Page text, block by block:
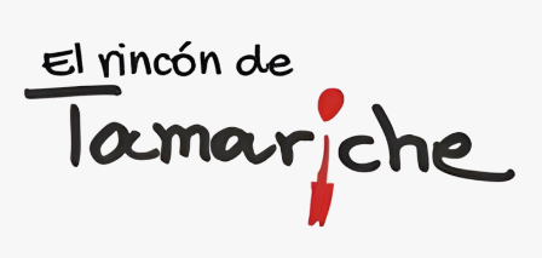
contenido